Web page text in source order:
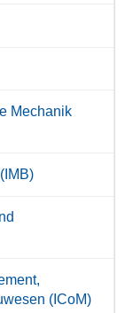
Mechanik
(ICoM)